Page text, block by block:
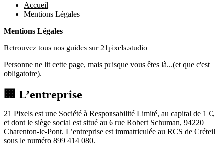
Accueil
Mentions Légales
Mentions Légales
Retrouvez tous nos guides sur 21pixels.studio
Personne ne lit cette page, mais puisque vous êtes là...(et que c'est
obligatoire).
🏢 L’entreprise
21 Pixels est une Société à Responsabilité Limité, au capital de 1 €,
et dont le siège social est situé au 6 rue Robert Schuman, 94220
Charenton-le-Pont. L’entreprise est immatriculée au RCS de Créteil
sous le numéro 899 414 080.